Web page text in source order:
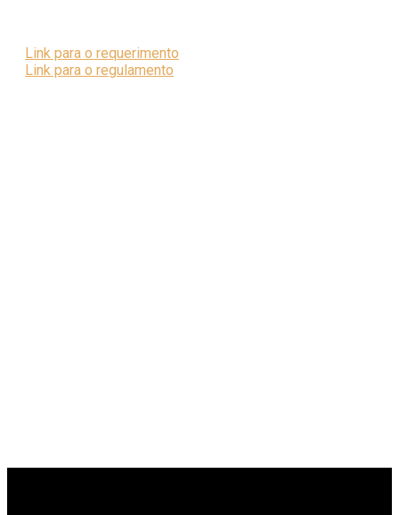
Link para o requerimento
Link para o regulamento